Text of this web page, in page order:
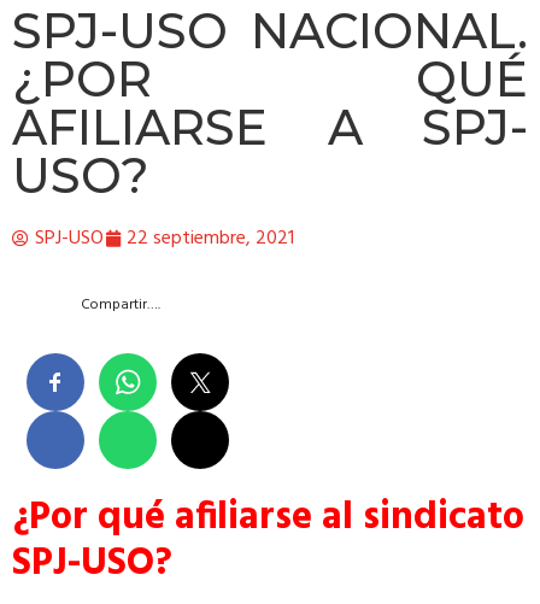
SPJ-USO NACIONAL.
¿POR QUÉ
AFILIARSE A SPJ-
USO?
SPJ-USO 22 septiembre, 2021
Compartir….
¿Por qué afiliarse al sindicato
SPJ-USO?